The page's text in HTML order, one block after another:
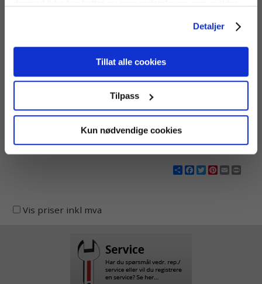
Detaljer
Tillat alle cookies
Tilpass
Kun nødvendige cookies
Radonmåler
Avansert radonmåler med
2 299 kr
radonmåler
Direktevisende radonindikator
1 827 kr
ShareFacebook
TwitterPinterest
Email
Vis priser inkl mva